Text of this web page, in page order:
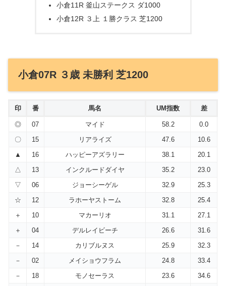
小倉11R 釜山ステークス ダ1000
小倉12R ３上 １勝クラス 芝1200
小倉07R ３歳 未勝利 芝1200
印 番 馬名 UM指数 差
◎ 07 マイド 58.2
0.0
〇
15 リアライズ 47.6
10.6
▲
16 ハッピーアズラリー 38.1
20.1
△
13 インクルードダイヤ 35.2
23.0
▽
06 ジョーシーゲル 32.9
25.3
☆
12 ラホーヤストーム 32.8
25.4
＋
10 マカーリオ 31.1
27.1
＋
04 デルレイビーチ 26.6
31.6
－
14 カリブルヌス 25.9
32.3
－
02 メイショウフラム 24.8
33.4
－
18 モノセーラス 23.6
34.6